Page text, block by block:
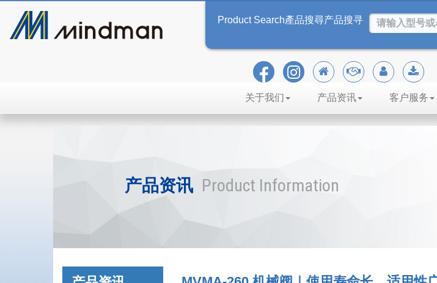
Product Search產品搜尋产品搜寻
关于我们 产品资讯 客户服务
产品资讯 Product Information